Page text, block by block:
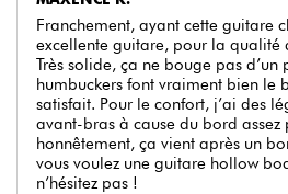
Franchement, ayant cette guitare
excellente guitare, pour la qualité
Très solide, ça ne bouge pas d’un
humbuckers font vraiment bien le
satisfait. Pour le confort, j’ai des
avant-bras à cause du bord assez
honnêtement, ça vient après un
vous voulez une guitare hollow
n’hésitez pas !